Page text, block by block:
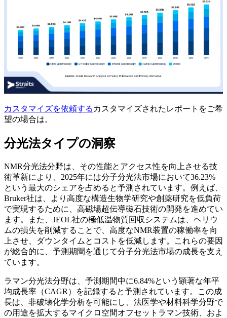
カスタマイズを依頼する カスタマイズされたレポートをご希
望の場合は。
分光法タイプの洞察
NMR分光法分野は、その性能とアクセス性を向上させる技
術革新により、2025年には分子分光法市場において36.23%
という最大のシェアを占めると予測されています。例えば、
Bruker社は、より高度な構造生物学研究や創薬研究を低負荷
で実現するために、高磁場超伝導磁石技術の開発を進めてい
ます。また、JEOL社の極低温物質回収システムは、ヘリウ
ムの損失を削減することで、高度なNMR装置の稼働率を向
上させ、ダウンタイムとコストを低減します。これらの要因
が総合的に、予測期間を通じて分子分光法市場の成長を支え
ています。
ラマン分光法分野は、予測期間中に6.84%という顕著な年平
均成長率（CAGR）を記録すると予測されています。この成
長は、非破壊化学分析を可能にし、法医学や材料科学分野で
の用途を拡大するマイクロ空間オフセットラマン技術、およ